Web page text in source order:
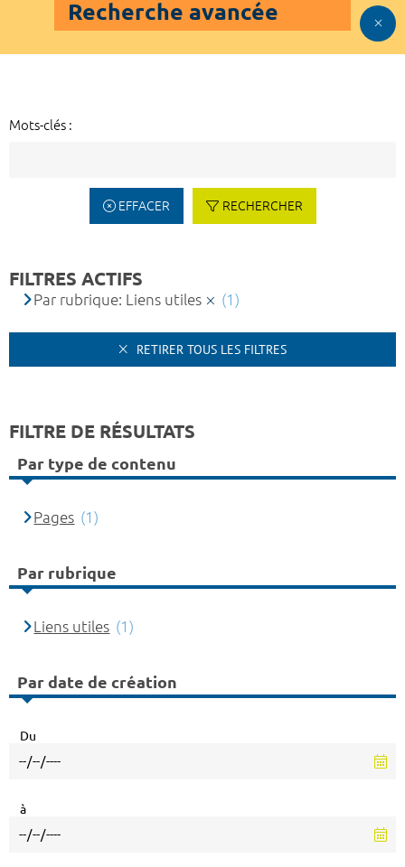
Recherche avancée
Mots-clés :
EFFACER RECHERCHER
FILTRES ACTIFS
Par rubrique: Liens utiles (1)
RETIRER TOUS LES FILTRES
FILTRE DE RÉSULTATS
Par type de contenu
Pages (1)
Par rubrique
Liens utiles (1)
Par date de création
Du
à